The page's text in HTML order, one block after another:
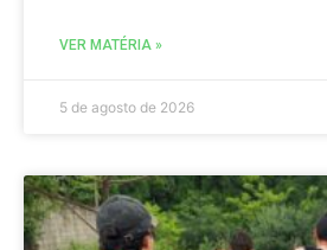
VER MATÉRIA »
5 de agosto de 2026